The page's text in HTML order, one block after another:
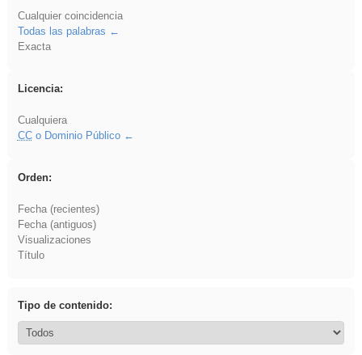
Cualquier coincidencia
Todas las palabras
Exacta
Licencia:
Cualquiera
CCo Dominio Público
Orden:
Fecha (recientes)
Fecha (antiguos)
Visualizaciones
Título
Tipo de contenido: